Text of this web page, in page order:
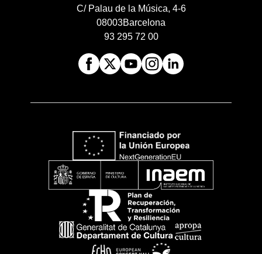
C/ Palau de la Música, 4-6
08003Barcelona
93 295 72 00